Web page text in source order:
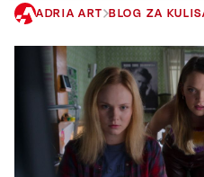
ADRIA ART BLOG ZA